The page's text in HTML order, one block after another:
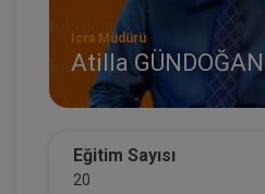
İcra Müdürü
Atilla GÜNDOĞAN
Eğitim Sayısı
20